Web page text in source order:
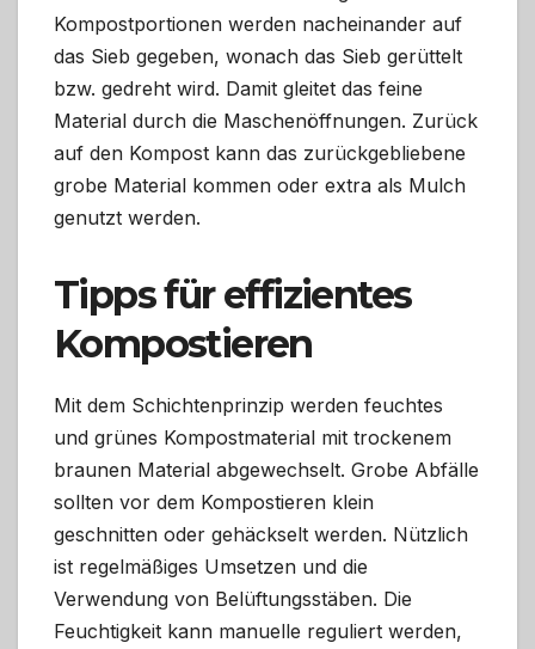
Kompostportionen werden nacheinander auf
das Sieb gegeben, wonach das Sieb gerüttelt
bzw. gedreht wird. Damit gleitet das feine
Material durch die Maschenöffnungen. Zurück
auf den Kompost kann das zurückgebliebene
grobe Material kommen oder extra als Mulch
genutzt werden.
Tipps für effizientes
Kompostieren
Mit dem Schichtenprinzip werden feuchtes
und grünes Kompostmaterial mit trockenem
braunen Material abgewechselt. Grobe Abfälle
sollten vor dem Kompostieren klein
geschnitten oder gehäckselt werden. Nützlich
ist regelmäßiges Umsetzen und die
Verwendung von Belüftungsstäben. Die
Feuchtigkeit kann manuelle reguliert werden,